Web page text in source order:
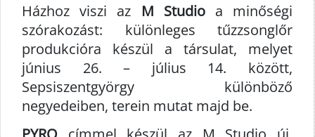
Házhoz viszi az M Studioa minőségi
szórakozást: különleges tűzzsonglőr
produkcióra készül a társulat, melyet
június 26. – július 14. között,
Sepsiszentgyörgy különböző
negyedeiben, terein mutat majd be.